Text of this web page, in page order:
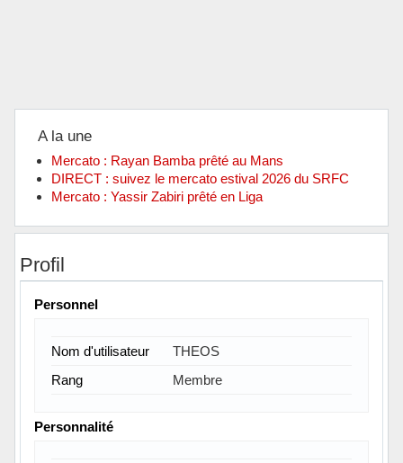
A la une
Mercato : Rayan Bamba prêté au Mans
DIRECT : suivez le mercato estival 2026 du SRFC
Mercato : Yassir Zabiri prêté en Liga
Profil
Personnel
Nom d'utilisateur
THEOS
Rang
Membre
Personnalité